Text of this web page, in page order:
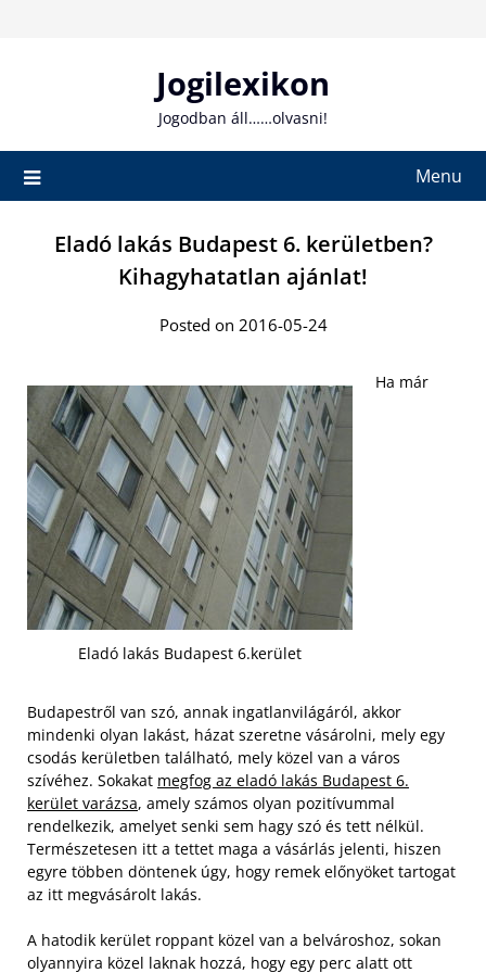
Jogilexikon
Jogodban áll……olvasni!
Menu
Eladó lakás Budapest 6. kerületben?
Kihagyhatatlan ajánlat!
Posted on 2016-05-24
Eladó lakás Budapest 6.kerület
Ha már
Budapestről van szó, annak ingatlanvilágáról, akkor
mindenki olyan lakást, házat szeretne vásárolni, mely egy
csodás kerületben található, mely közel van a város
szívéhez. Sokakat megfog az eladó lakás Budapest 6.
kerület varázsa, amely számos olyan pozitívummal
rendelkezik, amelyet senki sem hagy szó és tett nélkül.
Természetesen itt a tettet maga a vásárlás jelenti, hiszen
egyre többen döntenek úgy, hogy remek előnyöket tartogat
az itt megvásárolt lakás.
A hatodik kerület roppant közel van a belvároshoz, sokan
olyannyira közel laknak hozzá, hogy egy perc alatt ott